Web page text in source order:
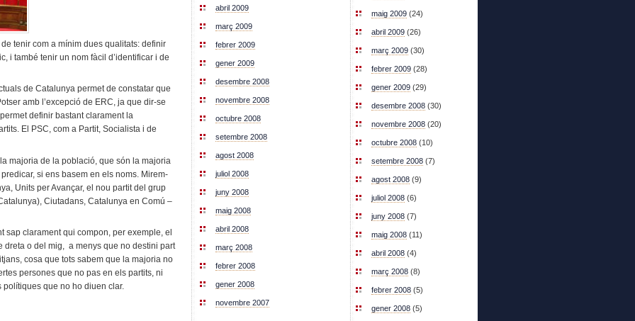
tenir com a mínim dues qualitats: definir
i també tenir un nom fàcil d’identificar i de
de Catalunya permet de constatar que
amb l’excepció de ERC, ja que dir-se
definir bastant clarament la
El PSC, com a Partit, Socialista i de
majoria de la població, que són la majoria
si ens basem en els noms. Mirem-
Units per Avançar, el nou partit del grup
Ciutadans, Catalunya en Comú –
sap clarament qui compon, per exemple, el
dreta o del mig, a menys que no destini part
cosa que tots sabem que la majoria no
persones que no pas en els partits, ni
que no ho diuen clar.
abril 2009
març 2009
febrer 2009
gener 2009
desembre 2008
novembre 2008
octubre 2008
setembre 2008
agost 2008
juliol 2008
juny 2008
maig 2008
abril 2008
març 2008
febrer 2008
gener 2008
novembre 2007
maig 2009 (24)
abril 2009 (26)
març 2009 (30)
febrer 2009 (28)
gener 2009 (29)
desembre 2008 (30)
novembre 2008 (20)
octubre 2008 (10)
setembre 2008 (7)
agost 2008 (9)
juliol 2008 (6)
juny 2008 (7)
maig 2008 (11)
abril 2008 (4)
març 2008 (8)
febrer 2008 (5)
gener 2008 (5)